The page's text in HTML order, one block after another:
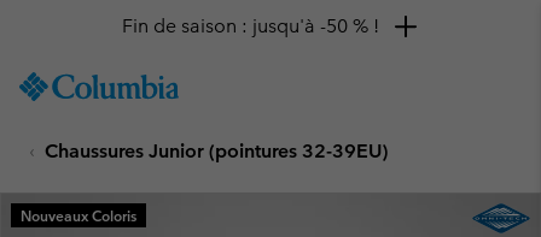
TO
SKIP
MAIN
NAV
Fin de saison : jusqu'à -50 % !
Chaussures Junior (pointures 32-39EU)
Nouveaux Coloris